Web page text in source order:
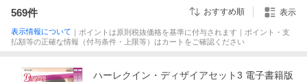
569件 おすすめ順 表示
表示情報について ｜ポイントは原則税抜価格を基準に付与されます｜ポイント・支
払額等の正確な情報（付与条件・上限等）はカートをご確認ください
ハーレクイン・ディザイアセット3 電子書籍版